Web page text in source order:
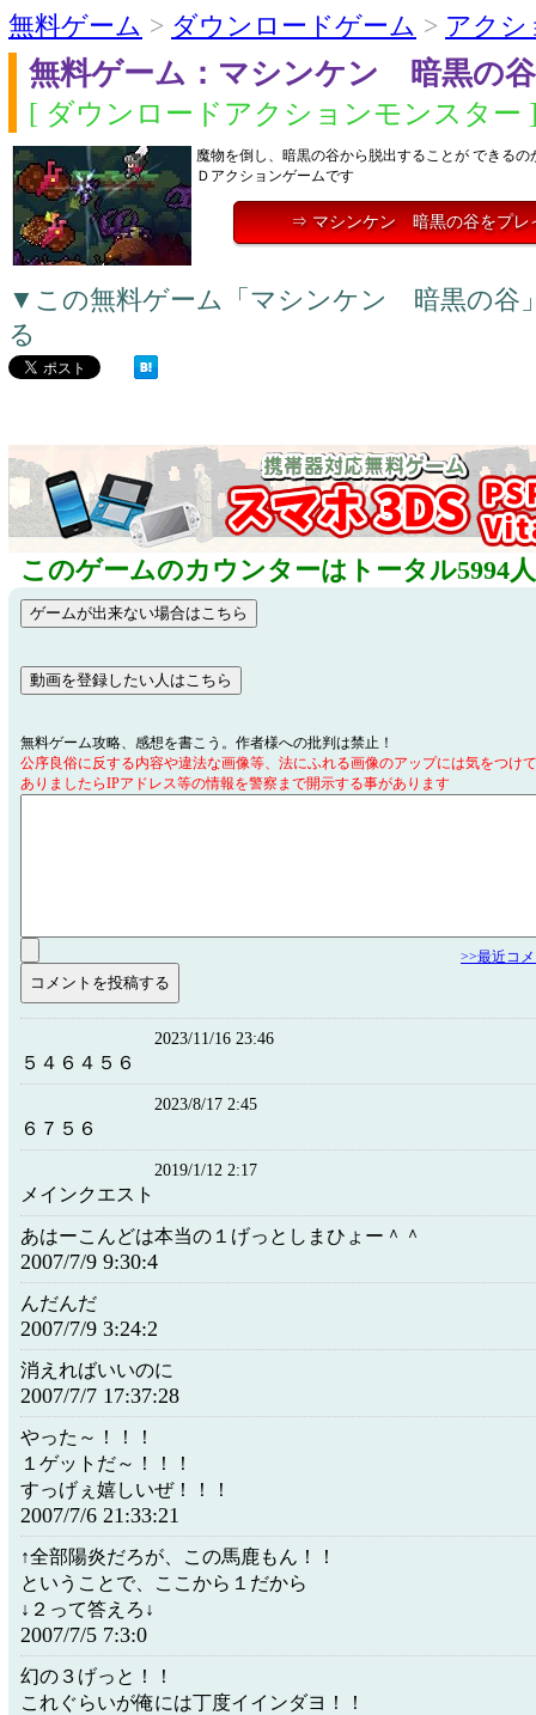
無料ゲーム > ダウンロードゲーム > アクシ
無料ゲーム：マシンケン 暗黒の谷
[ ダウンロードアクションモンスター
魔物を倒し、暗黒の谷から脱出することが できる
Ｄアクションゲームです
⇒ マシンケン 暗黒の谷をプレ
▼この無料ゲーム「マシンケン 暗黒の谷
る
このゲームのカウンターはトータル5994
無料ゲーム攻略、感想を書こう。作者様への批判は禁止！
公序良俗に反する内容や違法な画像等、法にふれる画像のアップには気をつけ
ありましたらIPアドレス等の情報を警察まで開示する事があります
>>最近コ
2023/11/16 23:46
５４６４５６
2023/8/17 2:45
６７５６
2019/1/12 2:17
メインクエスト
あはーこんどは本当の１げっとしまひょー＾＾
2007/7/9 9:30:4
んだんだ
2007/7/9 3:24:2
消えればいいのに
2007/7/7 17:37:28
やった～！！！
１ゲットだ～！！！
すっげぇ嬉しいぜ！！！
2007/7/6 21:33:21
↑全部陽炎だろが、この馬鹿もん！！
ということで、ここから１だから
↓２って答えろ↓
2007/7/5 7:3:0
幻の３げっと！！
これぐらいが俺には丁度イインダヨ！！